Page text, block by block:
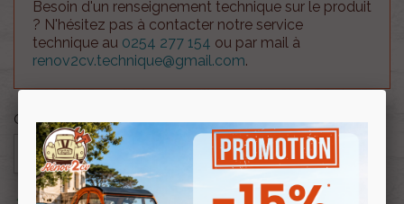
Besoin d'un renseignement technique sur le produit
? N'hésitez pas à contacter notre service
technique au 0254 277 154 ou par mail à
renov2cv.technique@gmail.com.
Quantité
 AJOUTER AU PANIER
 En stock